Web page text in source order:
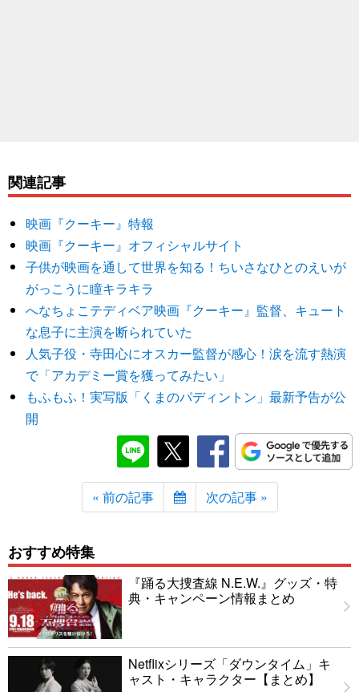
関連記事
映画『クーキー』特報
映画『クーキー』オフィシャルサイト
子供が映画を通して世界を知る！ちいさなひとのえいが
がっこうに瞳キラキラ
へなちょこテディベア映画『クーキー』監督、キュート
な息子に主演を断られていた
人気子役・寺田心にオスカー監督が感心！涙を流す熱演
で「アカデミー賞を獲ってみたい」
もふもふ！実写版「くまのパディントン」最新予告が公
開
« 前の記事 次の記事 »
おすすめ特集
『踊る大捜査線 N.E.W.』グッズ・特
典・キャンペーン情報まとめ
Netflixシリーズ「ダウンタイム」キ
ャスト・キャラクター【まとめ】